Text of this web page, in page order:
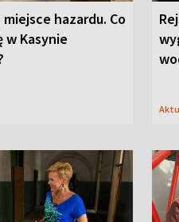
miejsce hazardu. Co
w Kasynie